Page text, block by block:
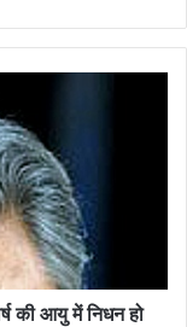
की आयु में निधन हो